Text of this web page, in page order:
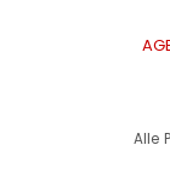
Alle